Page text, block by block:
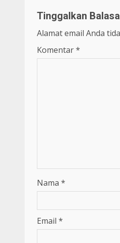
Tinggalkan
Alamat email Anda
Komentar*
Nama *
Email *